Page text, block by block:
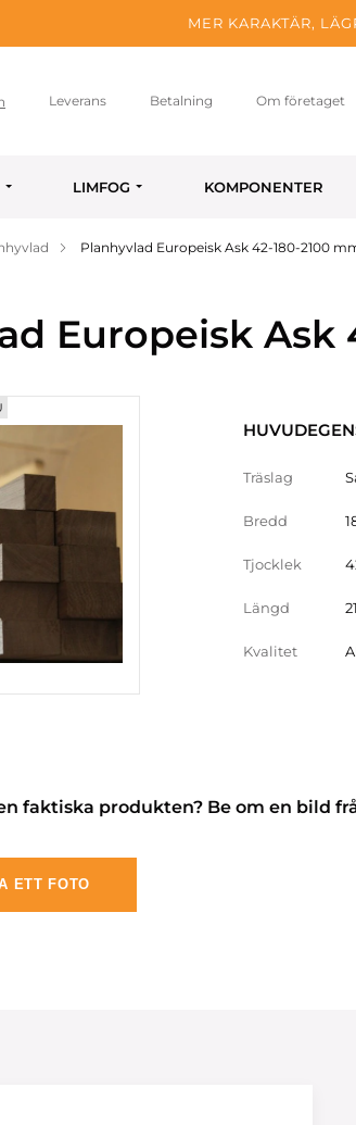
MER KARAKTÄR,
Leverans Betalning Om företaget
LIMFOG KOMPONENTER
Planhyvlad Europeisk Ask 42-180-2100
Europeisk Ask
Träslag
Bredd
Tjocklek
Längd
Kvalitet
faktiska produkten? Be om en bild
ETT FOTO